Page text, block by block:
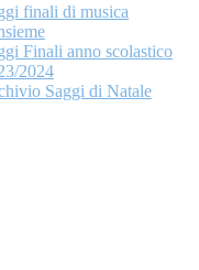
finali di musica
Finali anno scolastico
2024
Saggi di Natale